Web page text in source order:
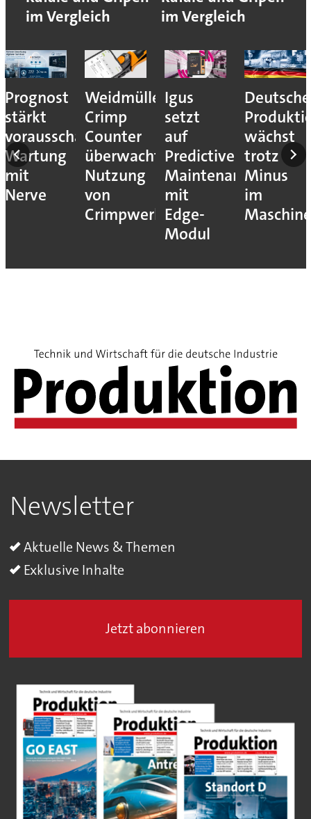
im Vergleich
im Vergleich
Prognost
stärkt
vorausschauende
Wartung
mit
Nerve
Weidmüller:
Crimp
Counter
überwacht
Nutzung
von
Crimpwerkzeugen
Igus
setzt
auf
Predictive
Maintenance
mit
Edge-
Modul
Deutsche
wächst
trotz
Minus
im
Newsletter
Aktuelle News & Themen
Exklusive Inhalte
Jetzt abonnieren